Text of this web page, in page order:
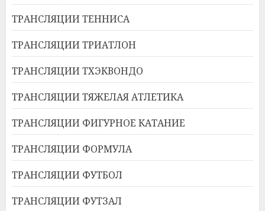
ТРАНСЛЯЦИИ ТЕННИСА
ТРАНСЛЯЦИИ ТРИАТЛОН
ТРАНСЛЯЦИИ ТХЭКВОНДО
ТРАНСЛЯЦИИ ТЯЖЕЛАЯ АТЛЕТИКА
ТРАНСЛЯЦИИ ФИГУРНОЕ КАТАНИЕ
ТРАНСЛЯЦИИ ФОРМУЛА
ТРАНСЛЯЦИИ ФУТБОЛ
ТРАНСЛЯЦИИ ФУТЗАЛ